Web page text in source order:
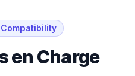
en Charge